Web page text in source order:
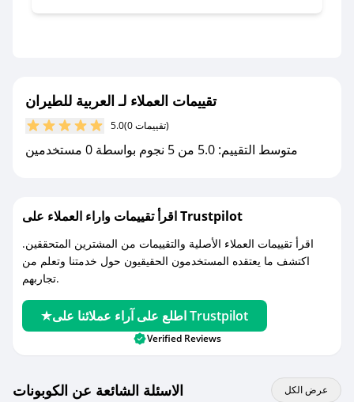
مع صحصح، تسوق بذكاء ووفّر على كل مشترياتك مع
تقييمات العملاء لـ العربية للطيران
5.0 (0 تقييمات)
متوسط التقييم: 5.0 من 5 نجوم بواسطة 0 مستخدمين
اقرأ تقييمات واراء العملاء على Trustpilot
اقرأ تقييمات العملاء الأصلية والتقييمات من المشترين المتحققين.
اكتشف ما يعتقده المستخدمون الحقيقيون حول خدمتنا وتعلم من
تجاربهم.
اطلع على آراء عملائنا على Trustpilot
Verified Reviews
الاسئلة الشائعة عن الكوبونات عرض الكل